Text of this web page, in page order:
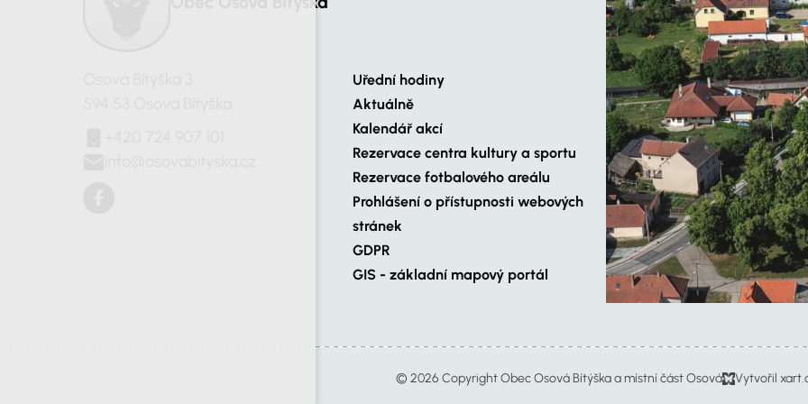
Uřední hodiny
Aktuálně
Kalendář akcí
Rezervace centra kultury a sportu
Rezervace fotbalového areálu
Prohlášení o přístupnosti webových
stránek
GDPR
GIS - základní mapový portál
© 2026 Copyright Obec Osová Bítýška a místní část Osová Vytvořil